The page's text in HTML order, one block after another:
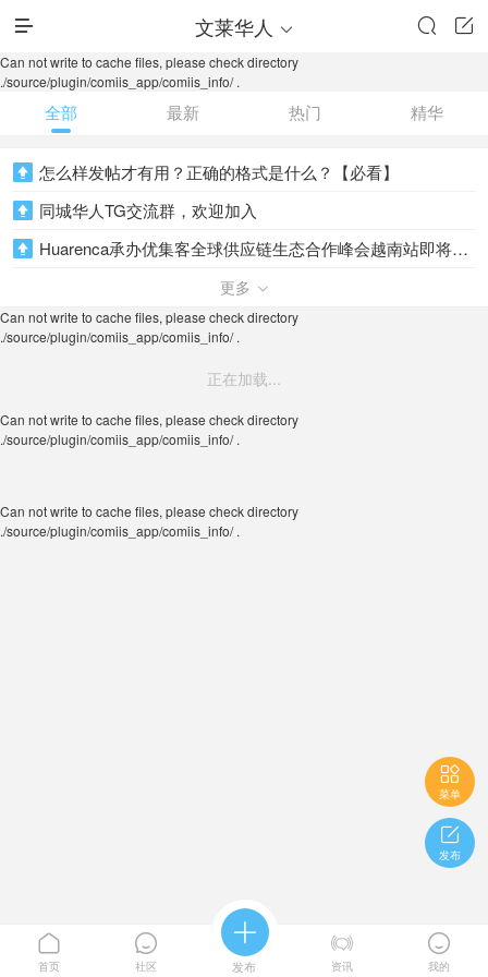
 文莱华人  

Can not write to cache files, please check directory
./source/plugin/comiis_app/comiis_info/ .
全部 最新 热门 精华
 怎么样发帖才有用？正确的格式是什么？【必看】
 同城华人TG交流群，欢迎加入
 Huarenca承办优集客全球供应链生态合作峰会越南站即将举行
HuaRenCa承办CESS DAO 韩国大会圆满成功
 HuaRenCa与捷途会务联合承办的优集客全球供应链大会在越南成功举办！
更多 
Can not write to cache files, please check directory
./source/plugin/comiis_app/comiis_info/ .
正在加载...
Can not write to cache files, please check directory
./source/plugin/comiis_app/comiis_info/ .

菜单

发布

首页

社区

发布

资讯

我的
Can not write to cache files, please check directory
./source/plugin/comiis_app/comiis_info/ .